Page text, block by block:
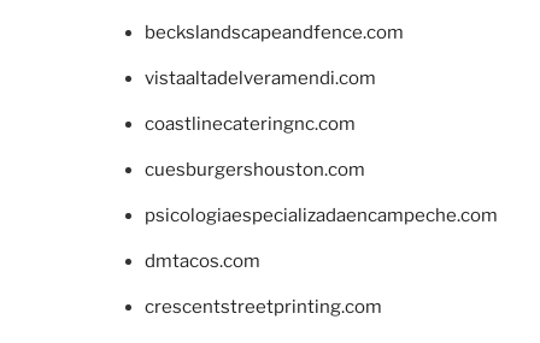
beckslandscapeandfence.com
vistaaltadelveramendi.com
coastlinecateringnc.com
cuesburgershouston.com
psicologiaespecializadaencampeche.com
dmtacos.com
crescentstreetprinting.com